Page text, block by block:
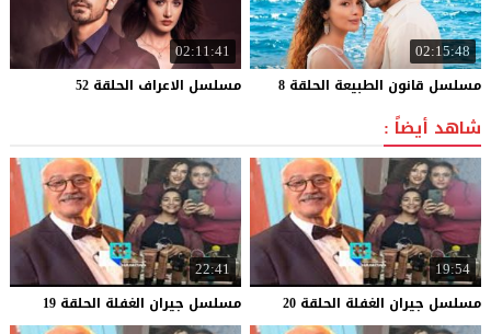
02:15:48
مسلسل قانون الطبيعة الحلقة 8
02:11:41
مسلسل الاعراف الحلقة 52
شاهد أيضاً :
19:54
مسلسل جيران الغفلة الحلقة 20
22:41
مسلسل جيران الغفلة الحلقة 19